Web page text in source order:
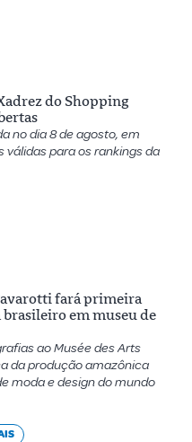
do Shopping
no dia 8 de agosto, em
para os rankings da
fará primeira
em museu de
ao Musée des Arts
da produção amazônica
moda e design do mundo